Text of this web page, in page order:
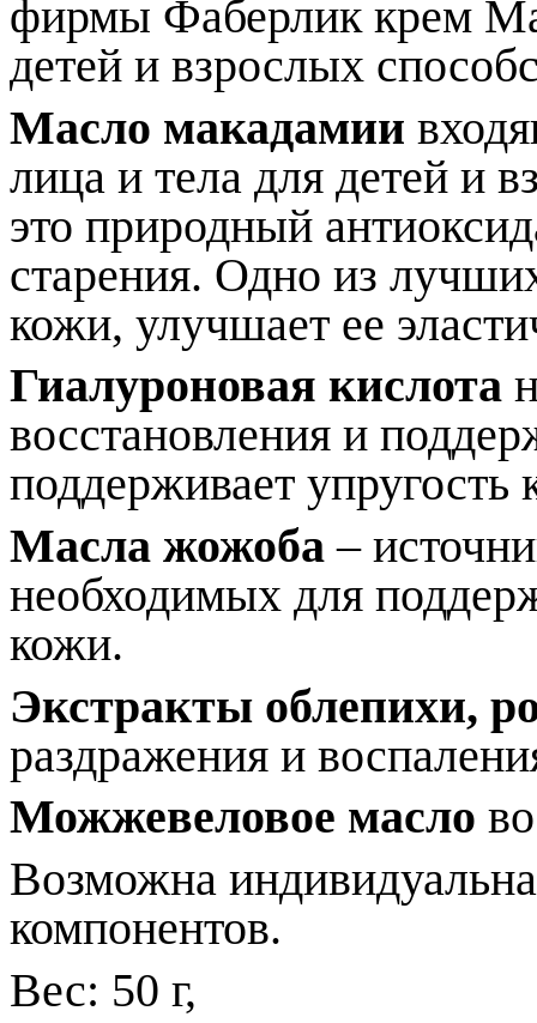
фирмы Фаберлик крем
детей и взрослых
Масло макадамии
лица и тела для детей и
это природный
старения. Одно из
кожи, улучшает ее
Гиалуроновая кислота
восстановления и
поддерживает упругость
Масла жожоба –
необходимых для
кожи.
Экстракты облепихи,
раздражения и
Можжевеловое масло
Возможна
компонентов.
Вес: 50 г,